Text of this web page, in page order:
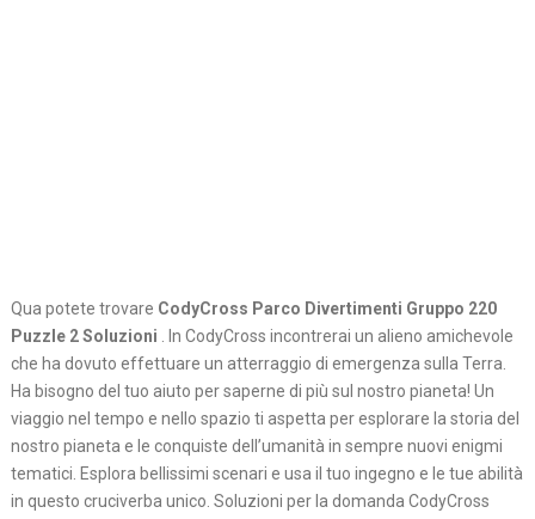
Qua potete trovare CodyCross Parco Divertimenti Gruppo 220
Puzzle 2 Soluzioni . In CodyCross incontrerai un alieno amichevole
che ha dovuto effettuare un atterraggio di emergenza sulla Terra.
Ha bisogno del tuo aiuto per saperne di più sul nostro pianeta! Un
viaggio nel tempo e nello spazio ti aspetta per esplorare la storia del
nostro pianeta e le conquiste dell’umanità in sempre nuovi enigmi
tematici. Esplora bellissimi scenari e usa il tuo ingegno e le tue abilità
in questo cruciverba unico. Soluzioni per la domanda CodyCross